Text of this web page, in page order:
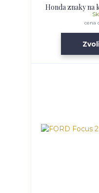
Honda znaky na
cena